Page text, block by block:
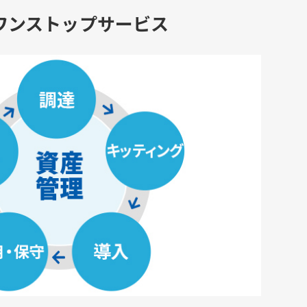
ンストップサービス